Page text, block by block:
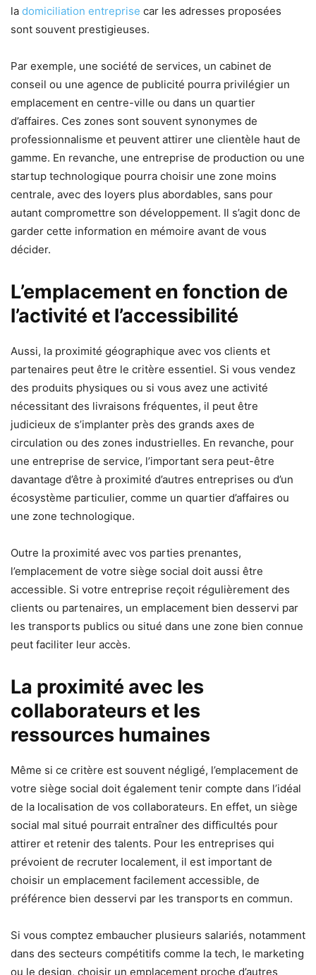
la domiciliation entreprise car les adresses proposées
sont souvent prestigieuses.
Par exemple, une société de services, un cabinet de
conseil ou une agence de publicité pourra privilégier un
emplacement en centre-ville ou dans un quartier
d’affaires. Ces zones sont souvent synonymes de
professionnalisme et peuvent attirer une clientèle haut de
gamme. En revanche, une entreprise de production ou une
startup technologique pourra choisir une zone moins
centrale, avec des loyers plus abordables, sans pour
autant compromettre son développement. Il s’agit donc de
garder cette information en mémoire avant de vous
décider.
L’emplacement en fonction de
l’activité et l’accessibilité
Aussi, la proximité géographique avec vos clients et
partenaires peut être le critère essentiel. Si vous vendez
des produits physiques ou si vous avez une activité
nécessitant des livraisons fréquentes, il peut être
judicieux de s’implanter près des grands axes de
circulation ou des zones industrielles. En revanche, pour
une entreprise de service, l’important sera peut-être
davantage d’être à proximité d’autres entreprises ou d’un
écosystème particulier, comme un quartier d’affaires ou
une zone technologique.
Outre la proximité avec vos parties prenantes,
l’emplacement de votre siège social doit aussi être
accessible. Si votre entreprise reçoit régulièrement des
clients ou partenaires, un emplacement bien desservi par
les transports publics ou situé dans une zone bien connue
peut faciliter leur accès.
La proximité avec les
collaborateurs et les
ressources humaines
Même si ce critère est souvent négligé, l’emplacement de
votre siège social doit également tenir compte dans l’idéal
de la localisation de vos collaborateurs. En effet, un siège
social mal situé pourrait entraîner des difficultés pour
attirer et retenir des talents. Pour les entreprises qui
prévoient de recruter localement, il est important de
choisir un emplacement facilement accessible, de
préférence bien desservi par les transports en commun.
Si vous comptez embaucher plusieurs salariés, notamment
dans des secteurs compétitifs comme la tech, le marketing
ou le design, choisir un emplacement proche d’autres